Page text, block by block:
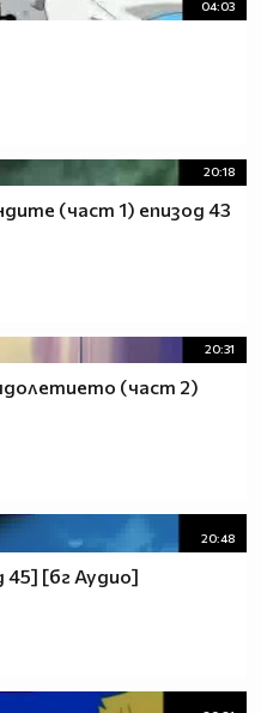
04:03
20:18
(част 1) епизод 43
20:31
(част 2)
20:48
45] [бг Аудио]